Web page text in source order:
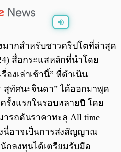
0:00/ 0:00
มากสำหรับชาวคริปโตที่ล่าสุด
สื่อกระแสหลักที่นำโดย
องเล่าเช้านี้” ที่ดำเนิน
สุทัศนะจินดา” ได้ออกมาพูด
ครั้งแรกในรอบหลายปี โดย
ารถดันราคาทะลุ All time
นี่อาจเป็นการส่งสัญญาณ
กลงทุนได้เตรียมรับมือ